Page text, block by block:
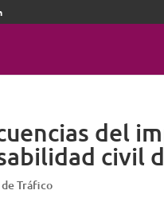
del
civil
Tráfico